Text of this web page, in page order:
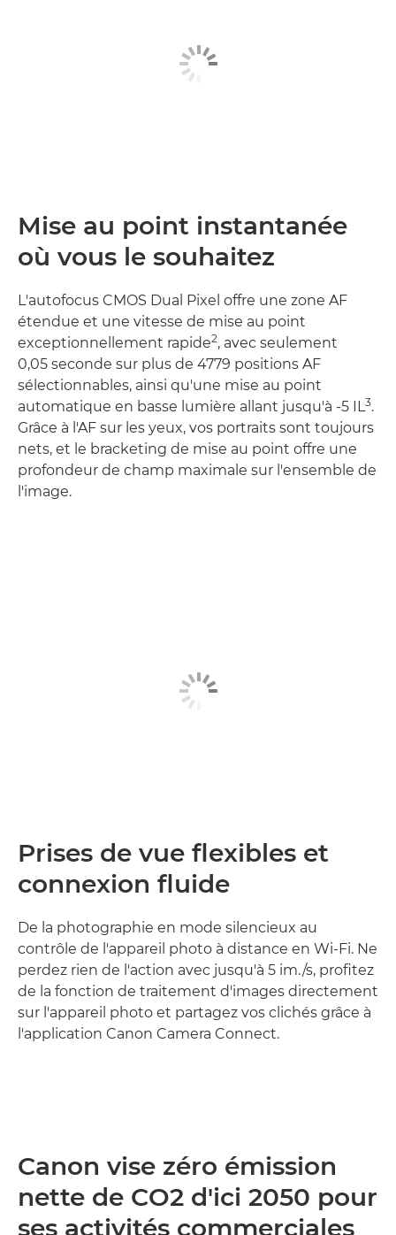
Mise au point instantanée
où vous le souhaitez
L'autofocus CMOS Dual Pixel offre une zone AF
étendue et une vitesse de mise au point
exceptionnellement rapide2, avec seulement
0,05 seconde sur plus de 4779 positions AF
sélectionnables, ainsi qu'une mise au point
automatique en basse lumière allant jusqu'à -5 IL3.
Grâce à l'AF sur les yeux, vos portraits sont toujours
nets, et le bracketing de mise au point offre une
profondeur de champ maximale sur l'ensemble de
l'image.
Prises de vue flexibles et
connexion fluide
De la photographie en mode silencieux au
contrôle de l'appareil photo à distance en Wi-Fi. Ne
perdez rien de l'action avec jusqu'à 5 im./s, profitez
de la fonction de traitement d'images directement
sur l'appareil photo et partagez vos clichés grâce à
l'application Canon Camera Connect.
Canon vise zéro émission
nette de CO2 d'ici 2050 pour
ses activités commerciales